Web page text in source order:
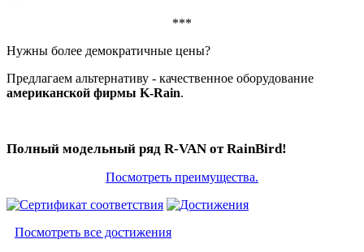
***
Нужны более демократичные цены?
Предлагаем альтернативу - качественное оборудование
американской фирмы K-Rain.
Полный модельный ряд R-VAN от RainBird!
Посмотреть преимущества.
Посмотреть все достижения